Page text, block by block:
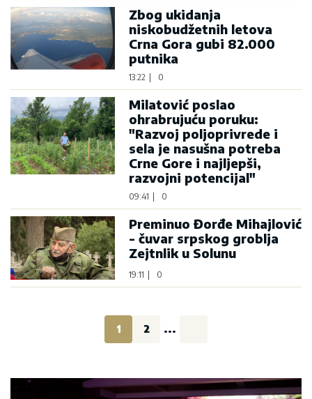
Zbog ukidanja
niskobudžetnih letova
Crna Gora gubi 82.000
putnika
13:22 0
Milatović poslao
ohrabrujuću poruku:
"Razvoj poljoprivrede i
sela je nasušna potreba
Crne Gore i najljepši,
razvojni potencijal"
09:41 0
Preminuo Đorđe Mihajlović
- čuvar srpskog groblja
Zejtnlik u Solunu
19:11 0
1 2 ...